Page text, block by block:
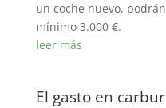
un coche nuevo,
mínimo 3.000 €.
leer más
El gasto en